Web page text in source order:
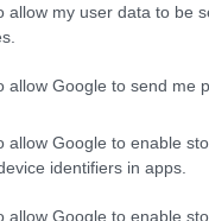
allow my user data to be
allow Google to send me
allow Google to enable
identifiers in apps.
allow Google to enable
Η ουσία του
προσωπικών
στόχων